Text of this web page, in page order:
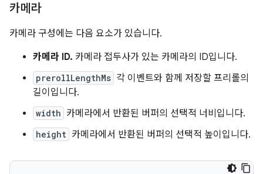
카메라
카메라 구성에는 다음 요소가 있습니다.
카메라 ID. 카메라 접두사가 있는 카메라의 ID입니다.
prerollLengthMs 각 이벤트와 함께 저장할 프리롤의
길이입니다.
width 카메라에서 반환된 버퍼의 선택적 너비입니다.
height 카메라에서 반환된 버퍼의 선택적 높이입니다.